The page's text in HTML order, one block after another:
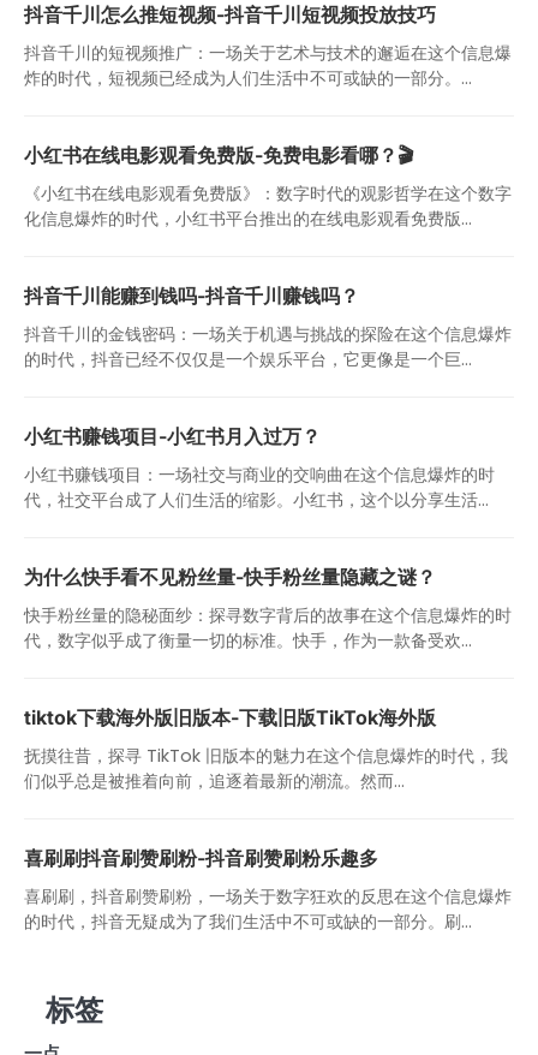
抖音千川怎么推短视频-抖音千川短视频投放技巧
抖音千川的短视频推广：一场关于艺术与技术的邂逅在这个信息爆
炸的时代，短视频已经成为人们生活中不可或缺的一部分。...
小红书在线电影观看免费版-免费电影看哪？🎬
《小红书在线电影观看免费版》：数字时代的观影哲学在这个数字
化信息爆炸的时代，小红书平台推出的在线电影观看免费版...
抖音千川能赚到钱吗-抖音千川赚钱吗？
抖音千川的金钱密码：一场关于机遇与挑战的探险在这个信息爆炸
的时代，抖音已经不仅仅是一个娱乐平台，它更像是一个巨...
小红书赚钱项目-小红书月入过万？
小红书赚钱项目：一场社交与商业的交响曲在这个信息爆炸的时
代，社交平台成了人们生活的缩影。小红书，这个以分享生活...
为什么快手看不见粉丝量-快手粉丝量隐藏之谜？
快手粉丝量的隐秘面纱：探寻数字背后的故事在这个信息爆炸的时
代，数字似乎成了衡量一切的标准。快手，作为一款备受欢...
tiktok下载海外版旧版本-下载旧版TikTok海外版
抚摸往昔，探寻 TikTok 旧版本的魅力在这个信息爆炸的时代，我
们似乎总是被推着向前，追逐着最新的潮流。然而...
喜刷刷抖音刷赞刷粉-抖音刷赞刷粉乐趣多
喜刷刷，抖音刷赞刷粉，一场关于数字狂欢的反思在这个信息爆炸
的时代，抖音无疑成为了我们生活中不可或缺的一部分。刷...
标签